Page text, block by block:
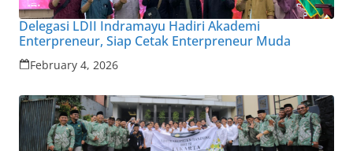
Delegasi LDII Indramayu Hadiri Akademi
Enterpreneur, Siap Cetak Enterpreneur Muda
February 4, 2026